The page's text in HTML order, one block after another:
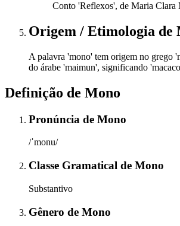
Conto 'Reflexos', de Maria Clara
Origem / Etimologia de
A palavra 'mono' tem origem no grego
do árabe 'maimun', significando
Definição de Mono
Pronúncia de Mono
/ˈmonu/
Classe Gramatical de Mono
Substantivo
Gênero de Mono